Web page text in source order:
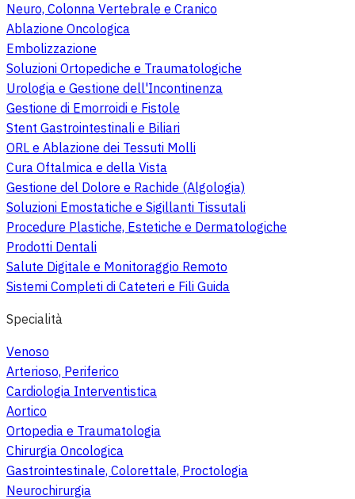
Neuro, Colonna Vertebrale e Cranico
Ablazione Oncologica
Embolizzazione
Soluzioni Ortopediche e Traumatologiche
Urologia e Gestione dell'Incontinenza
Gestione di Emorroidi e Fistole
Stent Gastrointestinali e Biliari
ORL e Ablazione dei Tessuti Molli
Cura Oftalmica e della Vista
Gestione del Dolore e Rachide (Algologia)
Soluzioni Emostatiche e Sigillanti Tissutali
Procedure Plastiche, Estetiche e Dermatologiche
Prodotti Dentali
Salute Digitale e Monitoraggio Remoto
Sistemi Completi di Cateteri e Fili Guida
Specialità
Venoso
Arterioso, Periferico
Cardiologia Interventistica
Aortico
Ortopedia e Traumatologia
Chirurgia Oncologica
Gastrointestinale, Colorettale, Proctologia
Neurochirurgia